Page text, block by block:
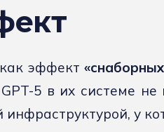
как эффект
5 в их системе
инфраструктурой, у